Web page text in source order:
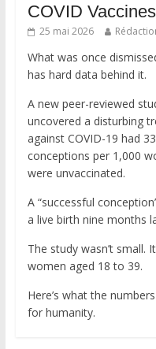
COVID
25 mai 2026
What was once
has hard data behind it.
A new peer-reviewed
uncovered a disturbing
against COVID-19 had
conceptions per 1,000
were unvaccinated.
A “successful
a live birth nine months
The study wasn’t small.
women aged 18 to 39.
Here’s what the
for humanity.